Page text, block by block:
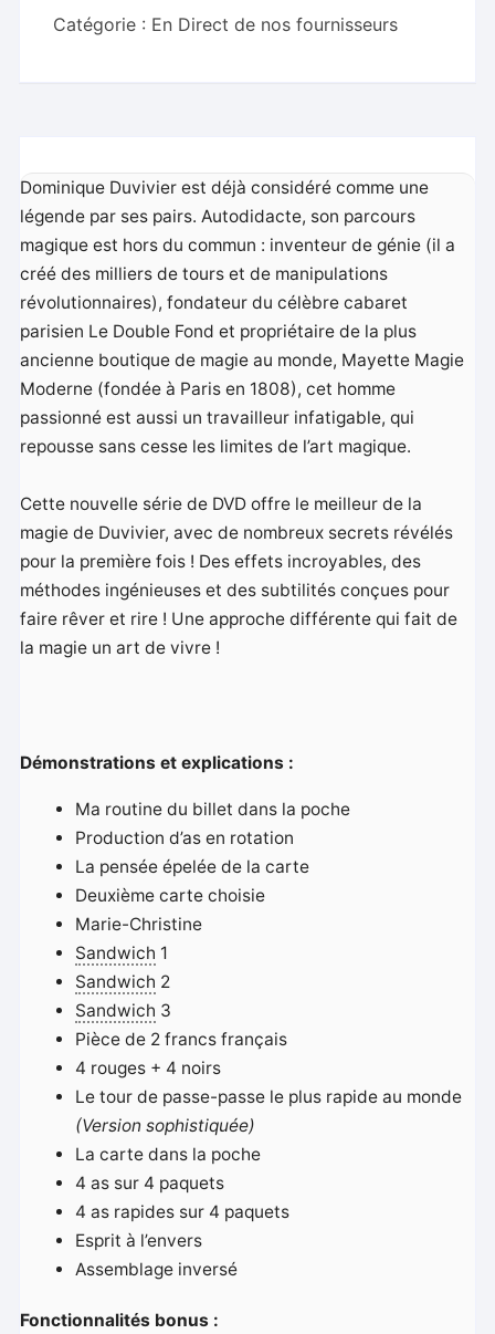
by
Catégorie : En Direct de nos fournisseurs
Dominique Duvivier est déjà considéré comme une
légende par ses pairs. Autodidacte, son parcours
magique est hors du commun : inventeur de génie (il a
créé des milliers de tours et de manipulations
révolutionnaires), fondateur du célèbre cabaret
parisien Le Double Fond et propriétaire de la plus
ancienne boutique de magie au monde, Mayette Magie
Moderne (fondée à Paris en 1808), cet homme
passionné est aussi un travailleur infatigable, qui
repousse sans cesse les limites de l’art magique.
Cette nouvelle série de DVD offre le meilleur de la
magie de Duvivier, avec de nombreux secrets révélés
pour la première fois ! Des effets incroyables, des
méthodes ingénieuses et des subtilités conçues pour
faire rêver et rire ! Une approche différente qui fait de
la magie un art de vivre !
Démonstrations et explications :
Ma routine du billet dans la poche
Production d’as en rotation
La pensée épelée de la carte
Deuxième carte choisie
Marie-Christine
Sandwich 1
Sandwich 2
Sandwich 3
Pièce de 2 francs français
4 rouges + 4 noirs
Le tour de passe-passe le plus rapide au monde
(Version sophistiquée)
La carte dans la poche
4 as sur 4 paquets
4 as rapides sur 4 paquets
Esprit à l’envers
Assemblage inversé
Fonctionnalités bonus :